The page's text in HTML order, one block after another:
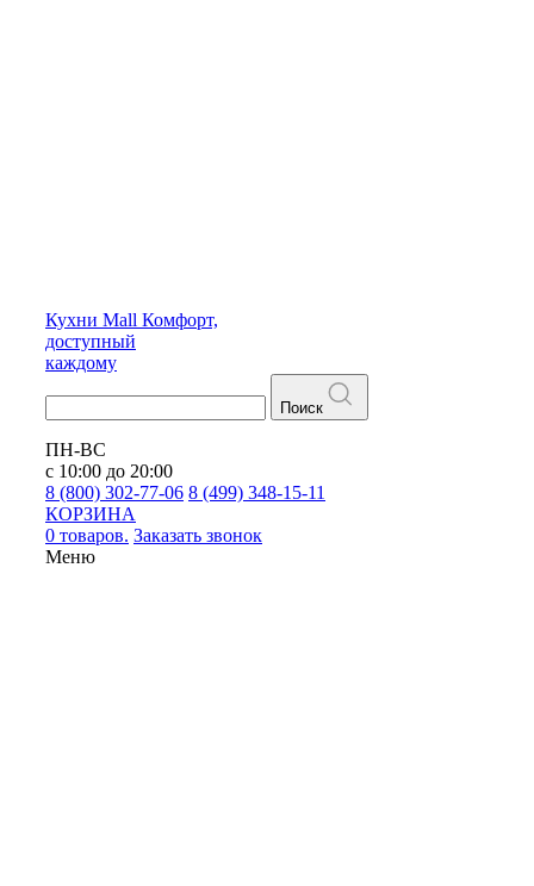
Кухни Mall Комфорт,
доступный
каждому
Поиск
ПН-ВС
с 10:00 до 20:00
8 (800) 302-77-06 8 (499) 348-15-11
КОРЗИНА
0 товаров. Заказать звонок
Меню